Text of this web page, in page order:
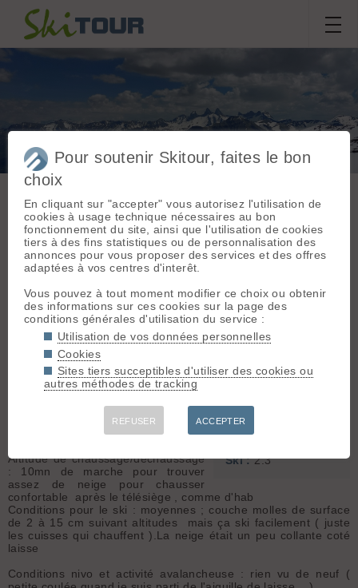
Etendard et Laisse
Massif :Grandes
Rousses - Arves
Départ :Col de la
Topo associé :
de l'Étendard,
Glacier de Saint
Sorlin
Sommet associé :
Orientation :
Ski :2.3
Sortie dulundi 25 mai 2026
domibonnet38
Conditions nivologiques,
accès & météo
Météo/températures : 11° au
parking a 6h ; grand beau le matin
sans vent ; quelques passages
nuageux l'AM
Conditions d'accès/altitude du
parking : après hésitation , je suis
passé par la Maurienne ; coté isère
informations contradictoires et sur
place la route est barrée coté
Altitude de chaussage/déchaussage
: 10mn de marche pour trouver
assez de neige pour chausser
confortable après le télésiège , comme d'hab
Conditions pour le ski : moyennes ; couche molles de surface
de 2 à 15 cm suivant altitudes mais ça ski facilement ( juste
les cuisses qui chauffent ).La neige était un peu collante coté
laisse
Conditions nivo et activité avalancheuse : rien vu de neuf (
Pour soutenir Skitour, faites le bon
choix
En cliquant sur "accepter" vous autorisez l'utilisation de
cookies à usage technique nécessaires au bon
fonctionnement du site, ainsi que l'utilisation de cookies
tiers à des fins statistiques ou de personnalisation des
annonces pour vous proposer des services et des offres
adaptées à vos centres d'interêt.
Vous pouvez à tout moment modifier ce choix ou obtenir
des informations sur ces cookies sur la page des
conditions générales d'utilisation du service :
Utilisation de vos données personnelles
Cookies
Sites tiers succeptibles d'utiliser des cookies ou
autres méthodes de tracking
REFUSER ACCEPTER